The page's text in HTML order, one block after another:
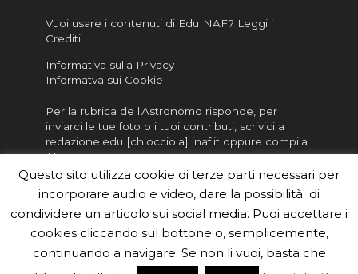
Vuoi usare i contenuti di EduINAF? Leggi i
Crediti.
Informativa sulla Privacy
Informatva sui Cookie
Per la rubrica de l'Astronomo risponde, per
inviarci le tue foto o i tuoi contributi, scrivici a
redazione.edu [chiocciola] inaf.it oppure compila
il form
Sei un insegnante? Scarica la nostra brochureda
distribuire nella tua scuola e…
Questo sito utilizza cookie di terze parti necessari per
incorporare audio e video, dare la possibilità di
condividere un articolo sui social media. Puoi accettare i
cookies cliccando sul bottone o, semplicemente,
continuando a navigare. Se non li vuoi, basta che